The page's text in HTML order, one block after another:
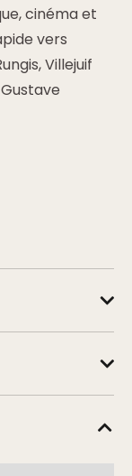
cinéma et
vers
Villejuif